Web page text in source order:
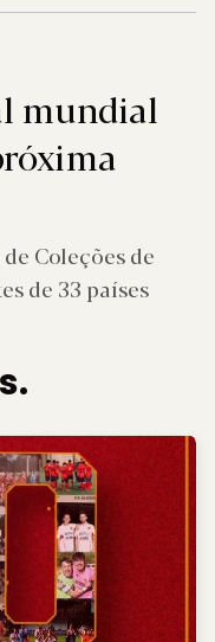
mundial
Coleções de
de 33 países